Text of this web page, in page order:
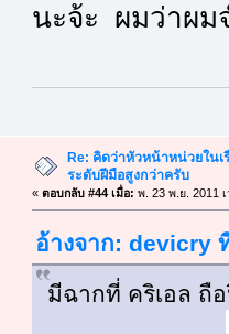
นะจ้ะ ผมว่าผ
Re: คิดว่าหัวหน้าหน่วยใน
ระดับฝีมือสูงกว่าครับ
« ตอบกลับ #44 เมื่อ: พ. 23 พ.ย. 2011
อ้างจาก: devicry
มีฉากที่ คริเอล ถื